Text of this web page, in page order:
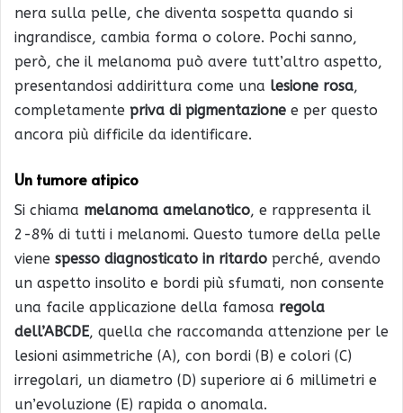
nera sulla pelle, che diventa sospetta quando si
ingrandisce, cambia forma o colore. Pochi sanno,
però, che il melanoma può avere tutt’altro aspetto,
presentandosi addirittura come una lesione rosa,
completamente priva di pigmentazione e per questo
ancora più difficile da identificare.
Un tumore atipico
Si chiama melanoma amelanotico, e rappresenta il
2-8% di tutti i melanomi. Questo tumore della pelle
viene spesso diagnosticato in ritardo perché, avendo
un aspetto insolito e bordi più sfumati, non consente
una facile applicazione della famosa regola
dell’ABCDE, quella che raccomanda attenzione per le
lesioni asimmetriche (A), con bordi (B) e colori (C)
irregolari, un diametro (D) superiore ai 6 millimetri e
un’evoluzione (E) rapida o anomala.